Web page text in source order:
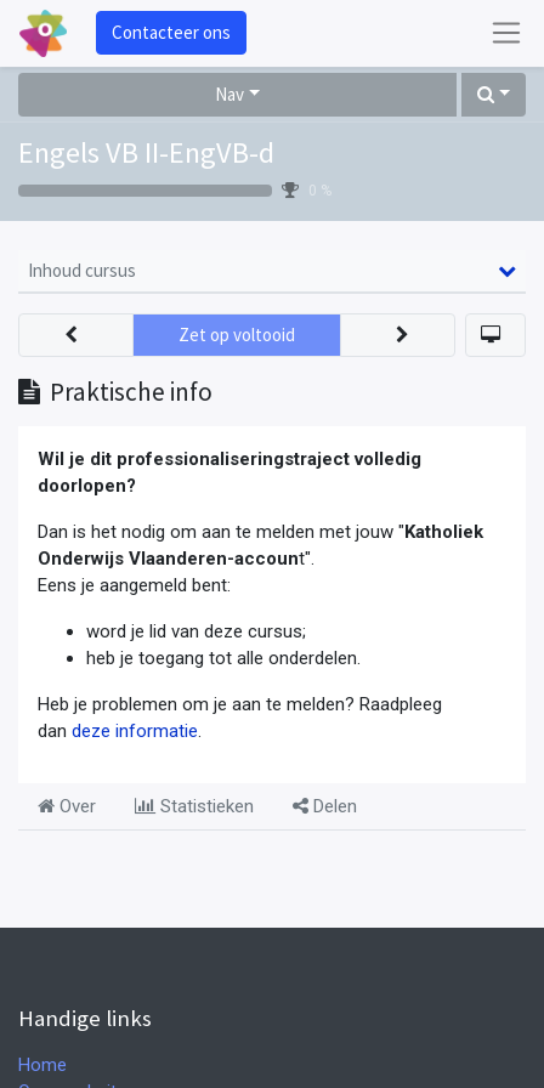
Contacteer ons
Nav
Engels VB II-EngVB-d
0 %
Inhoud cursus
Praktische info
Zet op voltooid
Wil je dit professionaliseringstraject volledig
doorlopen?
Dan is het nodig om aan te melden met jouw "Katholiek
Onderwijs Vlaanderen-account".
Eens je aangemeld bent:
word je lid van deze cursus;
heb je toegang tot alle onderdelen.
Heb je problemen om je aan te melden? Raadpleeg
dan deze informatie
Over Statistieken Delen
Handige links
Home